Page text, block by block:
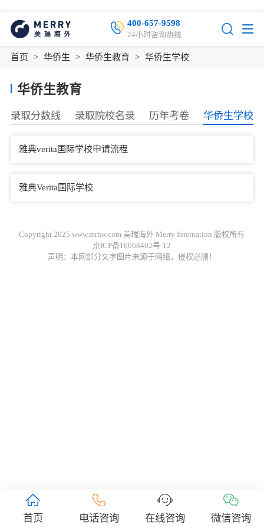
400-657-9598
24小时咨询热线
首页 > 华侨生 > 华侨生教育 > 华侨生学校
华侨生教育
录取分数线 录取院校名录 历年考卷 华侨生学校
雅典verita国际学校申请流程
雅典Verita国际学校
Copyright 2025 www.mrhw.com 美瑞海外 Merry Internation 版权所有
京ICP备16068402号-12
声明：本网部分文字图片来源于网络，侵权必删！
首页 电话咨询 在线咨询 微信咨询